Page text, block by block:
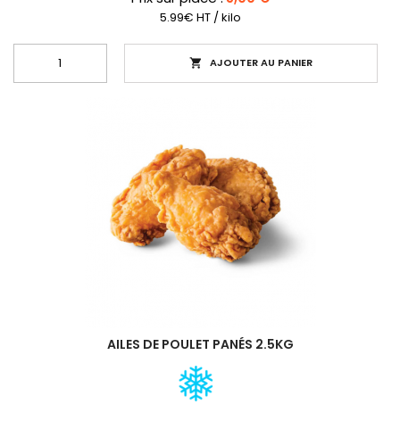
5.99€ HT / kilo
 AJOUTER AU PANIER
AILES DE POULET PANÉS 2.5KG